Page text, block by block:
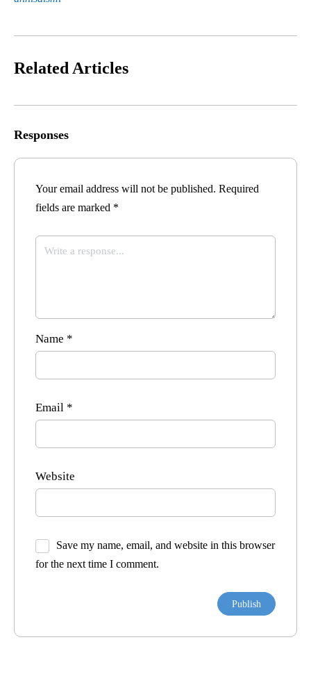
Related Articles
Responses
Your email address will not be published. Required
fields are marked *
Name *
Email *
Website
Save my name, email, and website in this browser
for the next time I comment.